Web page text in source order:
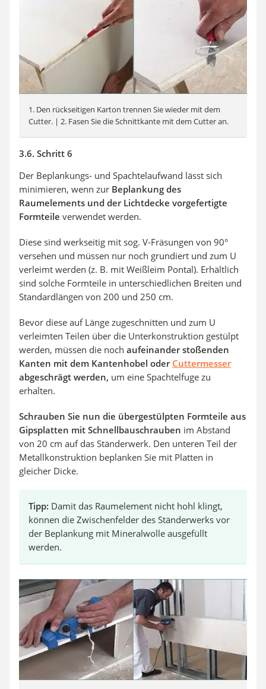
1. Den rückseitigen Karton trennen Sie wieder mit dem
Cutter. | 2. Fasen Sie die Schnittkante mit dem Cutter an.
3.6. Schritt 6
Der Beplankungs- und Spachtelaufwand lässt sich
minimieren, wenn zur Beplankung des
Raumelements und der Lichtdecke vorgefertigte
Formteile verwendet werden.
Diese sind werkseitig mit sog. V-Fräsungen von 90°
versehen und müssen nur noch grundiert und zum U
verleimt werden (z. B. mit Weißleim Pontal). Erhältlich
sind solche Formteile in unterschiedlichen Breiten und
Standardlängen von 200 und 250 cm.
Bevor diese auf Länge zugeschnitten und zum U
verleimten Teilen über die Unterkonstruktion gestülpt
werden, müssen die noch aufeinander stoßenden
Kanten mit dem Kantenhobel oder Cuttermesser
abgeschrägt werden, um eine Spachtelfuge zu
erhalten.
Schrauben Sie nun die übergestülpten Formteile aus
Gipsplatten mit Schnellbauschrauben im Abstand
von 20 cm auf das Ständerwerk. Den unteren Teil der
Metallkonstruktion beplanken Sie mit Platten in
gleicher Dicke.
Tipp: Damit das Raumelement nicht hohl klingt,
können die Zwischenfelder des Ständerwerks vor
der Beplankung mit Mineralwolle ausgefüllt
werden.